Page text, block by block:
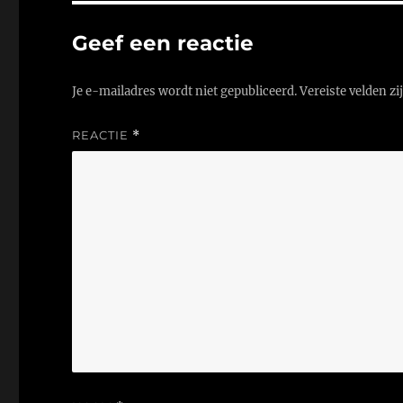
Geef een reactie
Je e-mailadres wordt niet gepubliceerd.Vereiste velden
REACTIE *